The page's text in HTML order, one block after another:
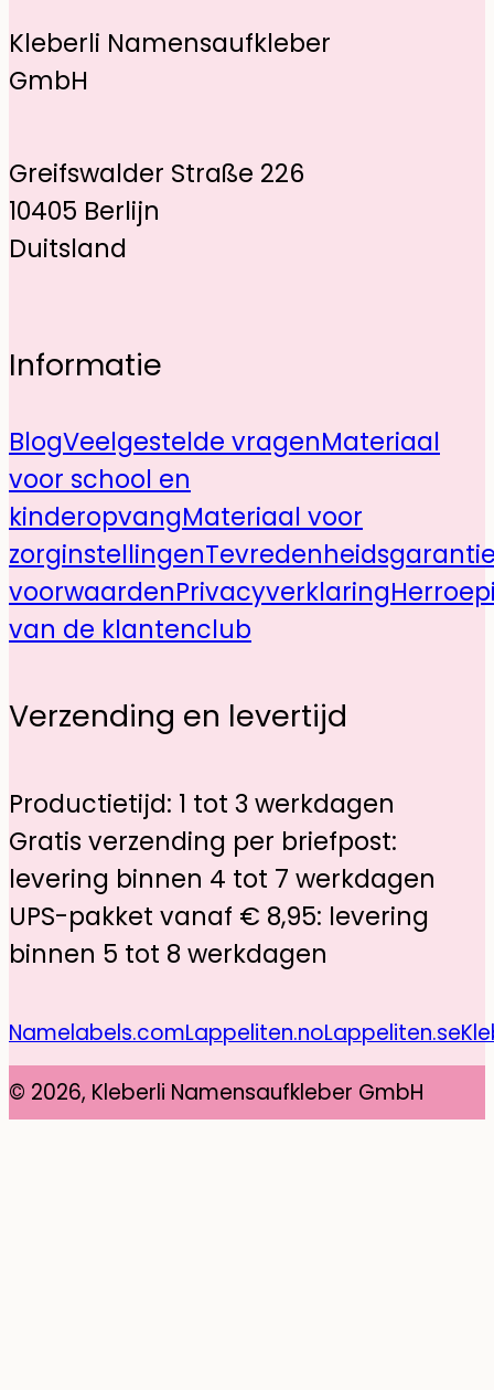
Kleberli Namensaufkleber
GmbH
Greifswalder Straße 226
10405 Berlijn
Duitsland
Informatie
BlogVeelgestelde vragenMateriaal
voor school en
kinderopvangMateriaal voor
zorginstellingen
voorwaardenPrivacyverklaring
van de klantenclub
Verzending en levertijd
Productietijd: 1 tot 3 werkdagen
Gratis verzending per briefpost:
levering binnen 4 tot 7 werkdagen
UPS-pakket vanaf € 8,95: levering
binnen 5 tot 8 werkdagen
Namelabels.comLappeliten.noLappeliten.se
© 2026, Kleberli Namensaufkleber GmbH